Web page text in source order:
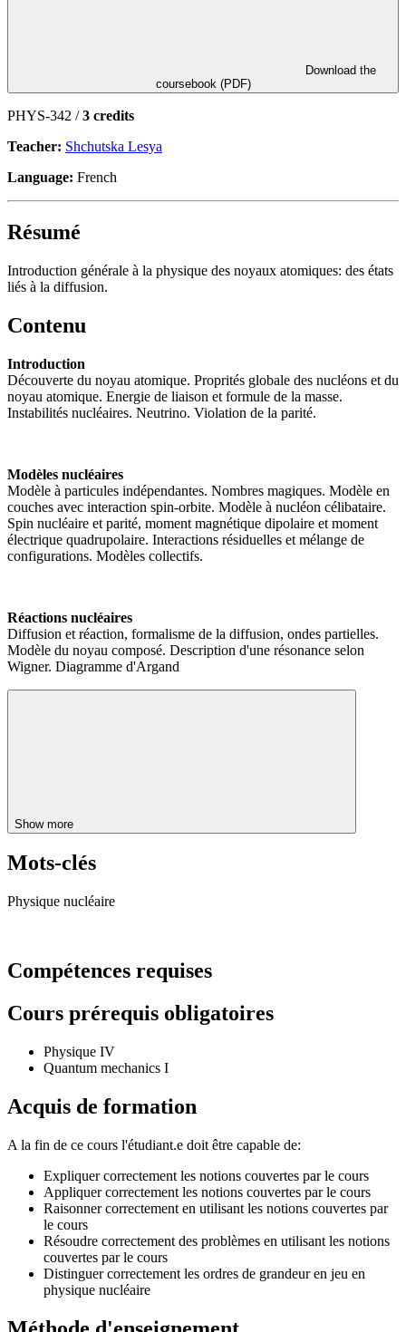
coursebook (PDF)
PHYS-342 /3 credits
Teacher: Shchutska Lesya
Language: French
Résumé
Introduction générale à la physique des noyaux atomiques: des états
liés à la diffusion.
Contenu
Introduction
Découverte du noyau atomique. Proprités globale des nucléons et du
noyau atomique. Energie de liaison et formule de la masse.
Instabilités nucléaires. Neutrino. Violation de la parité.
Modèles nucléaires
Modèle à particules indépendantes. Nombres magiques. Modèle en
couches avec interaction spin-orbite. Modèle à nucléon célibataire.
Spin nucléaire et parité, moment magnétique dipolaire et moment
électrique quadrupolaire. Interactions résiduelles et mélange de
configurations. Modèles collectifs.
Réactions nucléaires
Diffusion et réaction, formalisme de la diffusion, ondes partielles.
Modèle du noyau composé. Description d'une résonance selon
Wigner. Diagramme d'Argand
Show more
Mots-clés
Physique nucléaire
Compétences requises
Cours prérequis obligatoires
Physique IV
Quantum mechanics I
Acquis de formation
A la fin de ce cours l'étudiant.e doit être capable de:
Expliquer correctement les notions couvertes par le cours
Appliquer correctement les notions couvertes par le cours
Raisonner correctement en utilisant les notions couvertes par
le cours
Résoudre correctement des problèmes en utilisant les notions
couvertes par le cours
Distinguer correctement les ordres de grandeur en jeu en
physique nucléaire